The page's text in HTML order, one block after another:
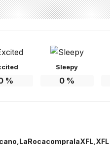
%
Sleepy
0 %
LaRocacompralaXFL XFL